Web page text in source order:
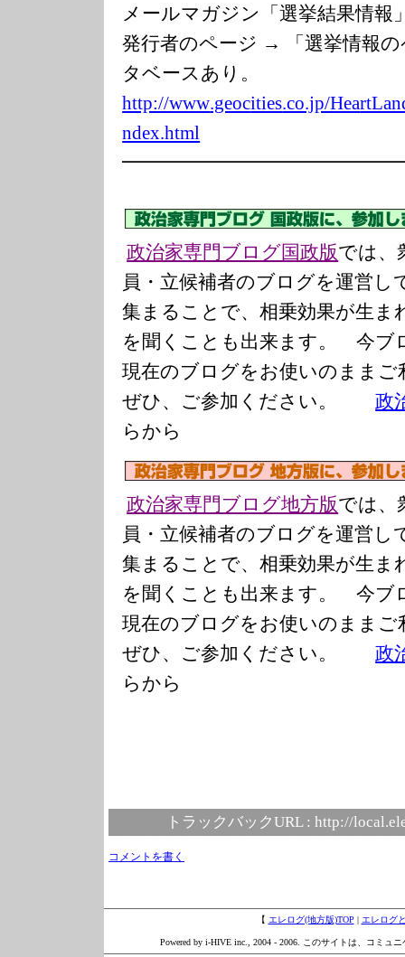
メールマガジン「選挙結果情
発行者のページ → 「選挙情報
タベースあり。
http://www.geocities.co.jp/Hea
ndex.html
政治家専門ブログ国政版では、
員・立候補者のブログを運営し
集まることで、相乗効果が生ま
を聞くことも出来ます。 今ブ
現在のブログをお使いのまま
ぜひ、ご参加ください。政
らから
政治家専門ブログ地方版では、
員・立候補者のブログを運営し
集まることで、相乗効果が生ま
を聞くことも出来ます。 今ブ
現在のブログをお使いのまま
ぜひ、ご参加ください。政
らから
トラックバックURL : http://
コメントを書く
【 エレログ(地方版)TOP | エレログ
Powered by i-HIVE inc., 2004 - 2006. このサイトは、コミュ